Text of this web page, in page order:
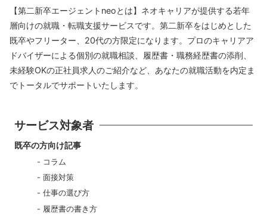
【第二新卒エージェントneoとは】ネオキャリアが提供する若年
層向けの就職・転職支援サービスです。第二新卒をはじめとした
既卒やフリーター、20代の方限定になります。プロのキャリアア
ドバイザーによる個別の就職相談、履歴書・職務経歴書の添削、
未経験OKの正社員求人のご紹介など、あなたの就職活動を内定ま
でトータルでサポートいたします。
サービス対象者
既卒の方向け記事
コラム
面接対策
仕事の選び方
履歴書の書き方